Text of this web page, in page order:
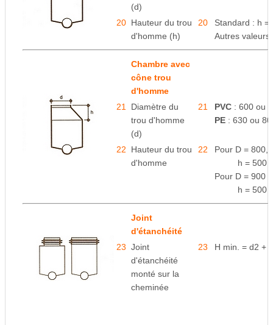
(d)
20 Hauteur du trou
d'homme (h)
20
Standard : h =
Autres valeurs
Chambre avec
cône trou
d'homme
21
Diamètre du
trou d'homme
(d)
21 PVC : 600 ou
PE : 630 ou
22
Hauteur du trou
d'homme
22
Pour D = 800,
h = 500
Pour D = 900
h = 500
Joint
d'étanchéité
23 Joint
d'étanchéité
monté sur la
cheminée
23 H min. = d2 +